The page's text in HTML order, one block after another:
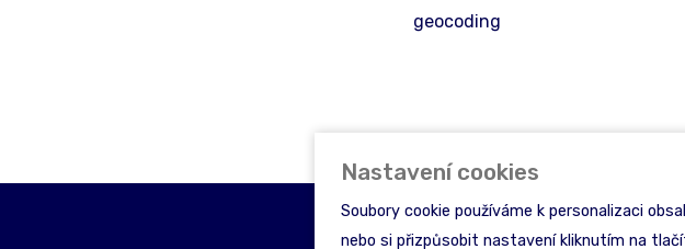
geocoding
Nastavení cookies
Soubory cookie používáme k personalizaci
nebo si přizpůsobit nastavení kliknutím na